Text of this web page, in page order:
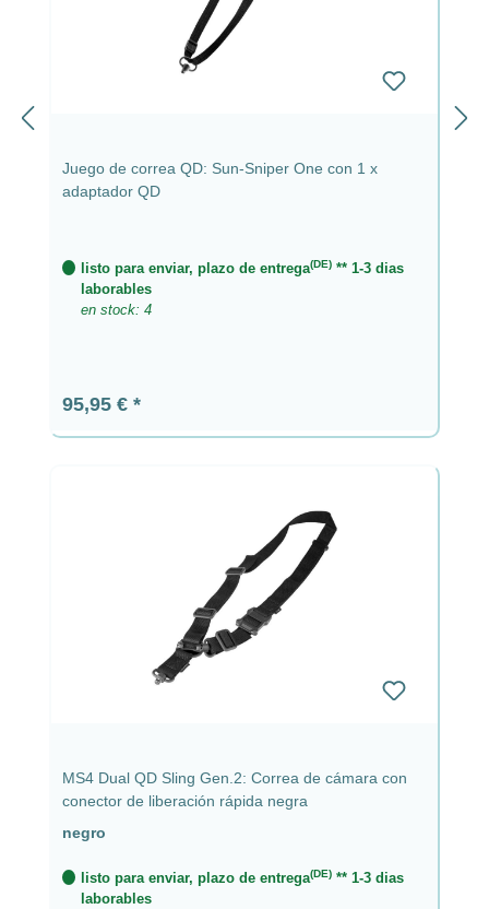
Juego de correa QD: Sun-Sniper One con 1 x
adaptador QD
listo para enviar, plazo de entrega(DE) ** 1-3 dias
laborables
en stock: 4
Precio normal:
95,95 €
MS4 Dual QD Sling Gen.2: Correa de cámara con
conector de liberación rápida negra
negro
listo para enviar, plazo de entrega(DE) ** 1-3 dias
laborables